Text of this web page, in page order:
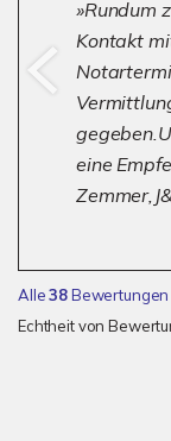
Rundum
Kontakt
eine
Alle38
Echtheit von